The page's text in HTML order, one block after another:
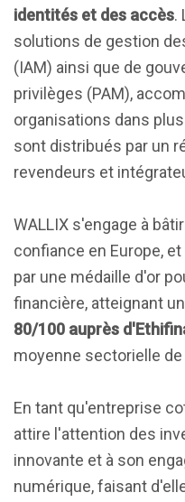
identités et des accès.
solutions de gestion
(IAM) ainsi que de
privilèges (PAM),
organisations dans
sont distribués par un
revendeurs et
WALLIX s'engage à
confiance en Europe,
par une médaille d'or
financière, atteignant
80/100 auprès
moyenne sectorielle
En tant qu'entreprise
attire l'attention des
innovante et à son
numérique, faisant